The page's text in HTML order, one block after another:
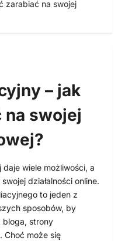
zarabiać na swojej
– jak
na swojej
wiele możliwości, a
działalności online.
to jeden z
sposobów, by
bloga, strony
Choć może się